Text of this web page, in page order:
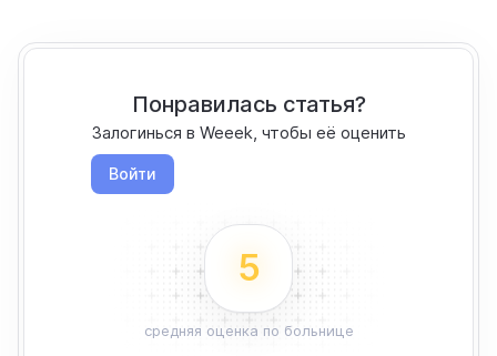
5
средняя оценка по больнице
Понравилась статья?
Залогинься в Weeek, чтобы её оценить
Войти